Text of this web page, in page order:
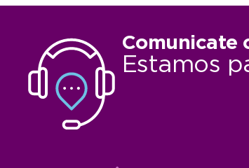
Comunicate
Estamos